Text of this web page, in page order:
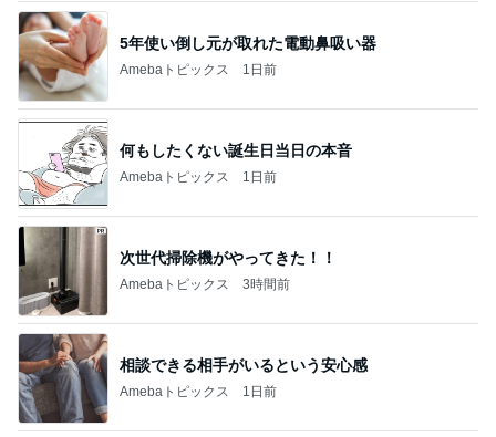
5年使い倒し元が取れた電動鼻吸い器
Amebaトピックス 1日前
何もしたくない誕生日当日の本音
Amebaトピックス 1日前
次世代掃除機がやってきた！！
Amebaトピックス 3時間前
相談できる相手がいるという安心感
Amebaトピックス 1日前